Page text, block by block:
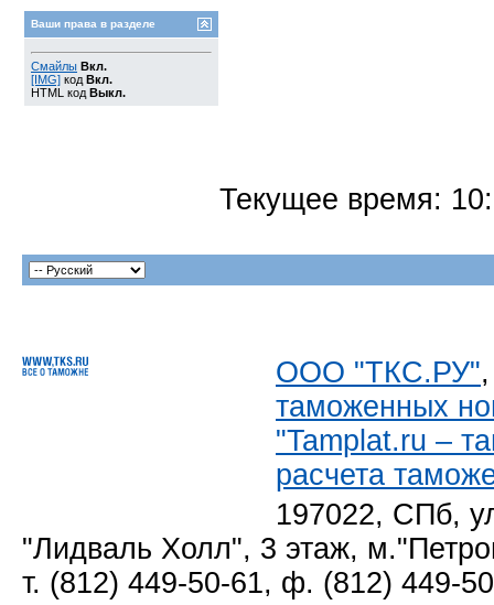
Ваши права в разделе
Смайлы Вкл.
[IMG] код Вкл.
HTML код Выкл.
Текущее время:
ООО "ТКС.РУ"
таможенных
"Tamplat.ru –
расчета
197022, СПб,
"Лидваль Холл", 3 этаж,
т. (812) 449-50-61, ф. (812) 449-